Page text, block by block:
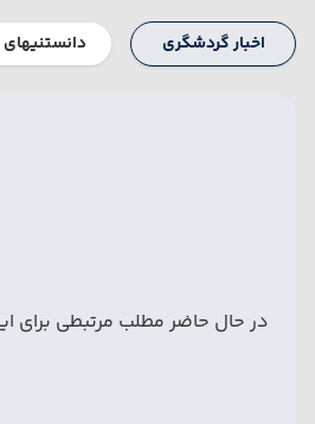
اخبار گردشگری
در حال حاضر مطلب مرتبطی برای